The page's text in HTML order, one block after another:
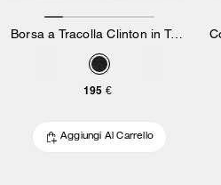
Borsa a Tracolla Clinton in Tela Signature
195 €
Aggiungi Al Carrello